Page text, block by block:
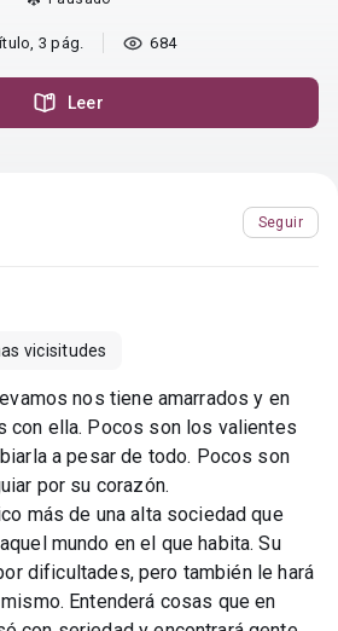
3 pág. 684
Leer
Seguir
vicisitudes
nos tiene amarrados y en
con ella. Pocos son los valientes
a pesar de todo. Pocos son
por su corazón.
más de una alta sociedad que
mundo en el que habita. Su
dificultades, pero también le hará
Entenderá cosas que en